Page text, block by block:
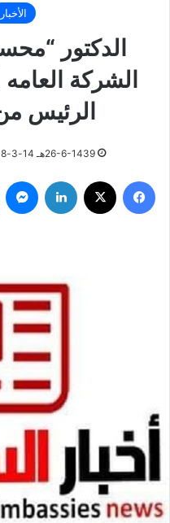
الأخبار
الدكتور
الشركة العامه
الرئيس
26-6-1439هـ 14-3-2018م